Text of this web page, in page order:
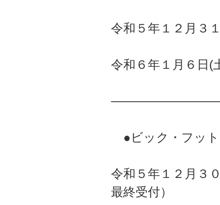
令和５年１２月３
令和６年１月６日(
●ビック・フット
令和５年１２月３
最終受付）